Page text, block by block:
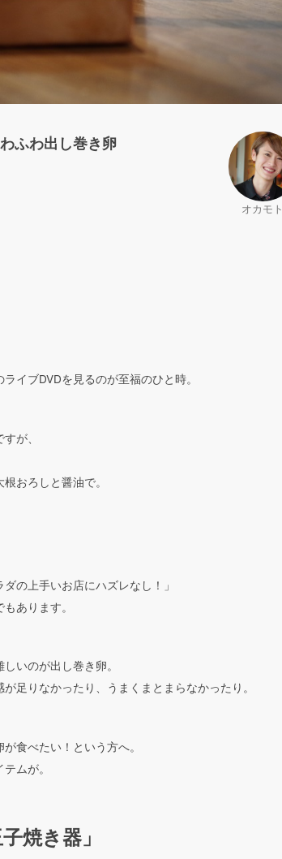
ふわ出し巻き卵
オカモト
イブDVDを見るのが至福のひと時。
が、
おろしと醤油で。
の上手いお店にハズレなし！」
あります。
いのが出し巻き卵。
足りなかったり、うまくまとまらなかったり。
食べたい！という方へ。
ムが。
焼き器」